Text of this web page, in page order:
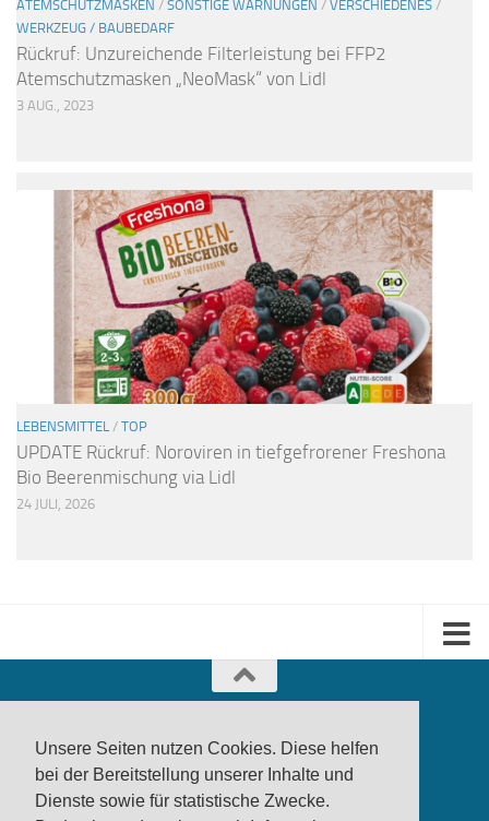
Unsere Seiten nutzen Cookies. Diese helfen
bei der Bereitstellung unserer Inhalte und
Dienste sowie für statistische Zwecke.
ATEMSCHUTZMASKEN / SONSTIGE WARNUNGEN / VERSCHIEDENES /
WERKZEUG / BAUBEDARF
Rückruf: Unzureichende Filterleistung bei FFP2
Atemschutzmasken „NeoMask“ von Lidl
3 AUG., 2023
LEBENSMITTEL / TOP
UPDATE Rückruf: Noroviren in tiefgefrorener Freshona
Bio Beerenmischung via Lidl
24 JULI, 2026
produktwarnung.eu - 2007-2026